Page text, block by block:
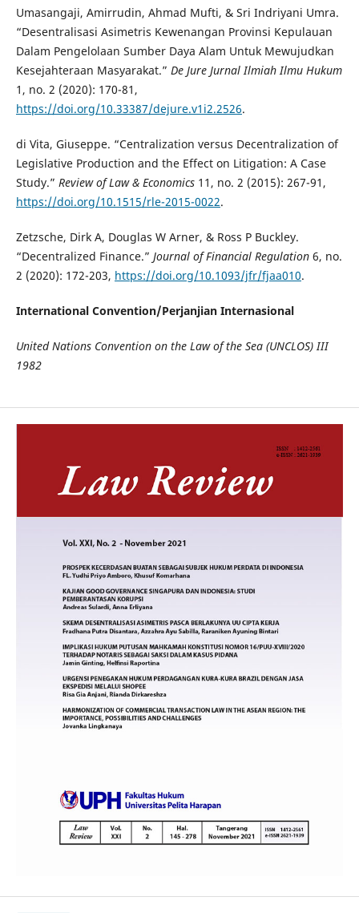
Umasangaji, Amirrudin, Ahmad Mufti, & Sri Indriyani Umra.
“Desentralisasi Asimetris Kewenangan Provinsi Kepulauan
Dalam Pengelolaan Sumber Daya Alam Untuk Mewujudkan
Kesejahteraan Masyarakat.” De Jure Jurnal Ilmiah Ilmu Hukum
1, no. 2 (2020): 170-81,
https://doi.org/10.33387/dejure.v1i2.2526.
di Vita, Giuseppe. “Centralization versus Decentralization of
Legislative Production and the Effect on Litigation: A Case
Study.” Review of Law & Economics11, no. 2 (2015): 267-91,
https://doi.org/10.1515/rle-2015-0022.
Zetzsche, Dirk A, Douglas W Arner, & Ross P Buckley.
“Decentralized Finance.” Journal of Financial Regulation6, no.
2 (2020): 172-203, https://doi.org/10.1093/jfr/fjaa010.
International Convention/Perjanjian Internasional
United Nations Convention on the Law of the Sea (UNCLOS) III
1982